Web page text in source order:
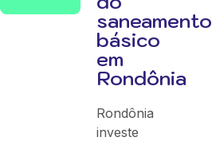
saneamento
básico
em
Rondônia
Rondônia
investe